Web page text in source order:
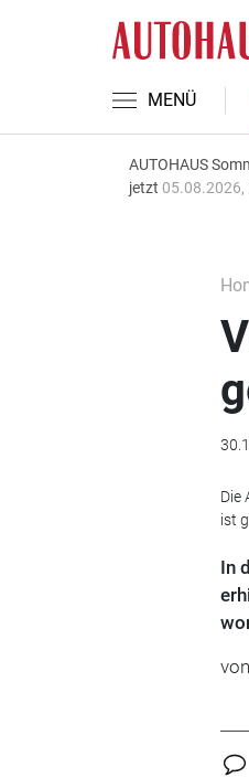
MENÜ
AUTOHAUS
jetzt 05.08.2026,
Die
ist
In